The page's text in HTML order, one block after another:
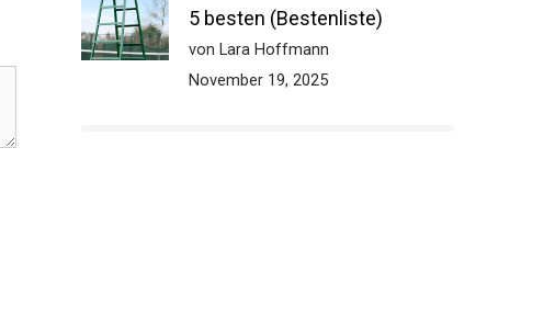
5 besten (Bestenliste)
von Lara Hoffmann
November 19, 2025